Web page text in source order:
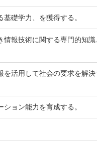
礎学力、を獲得する。
報技術に関する専門的知
活用して社会の要求を解
ョン能力を育成する。